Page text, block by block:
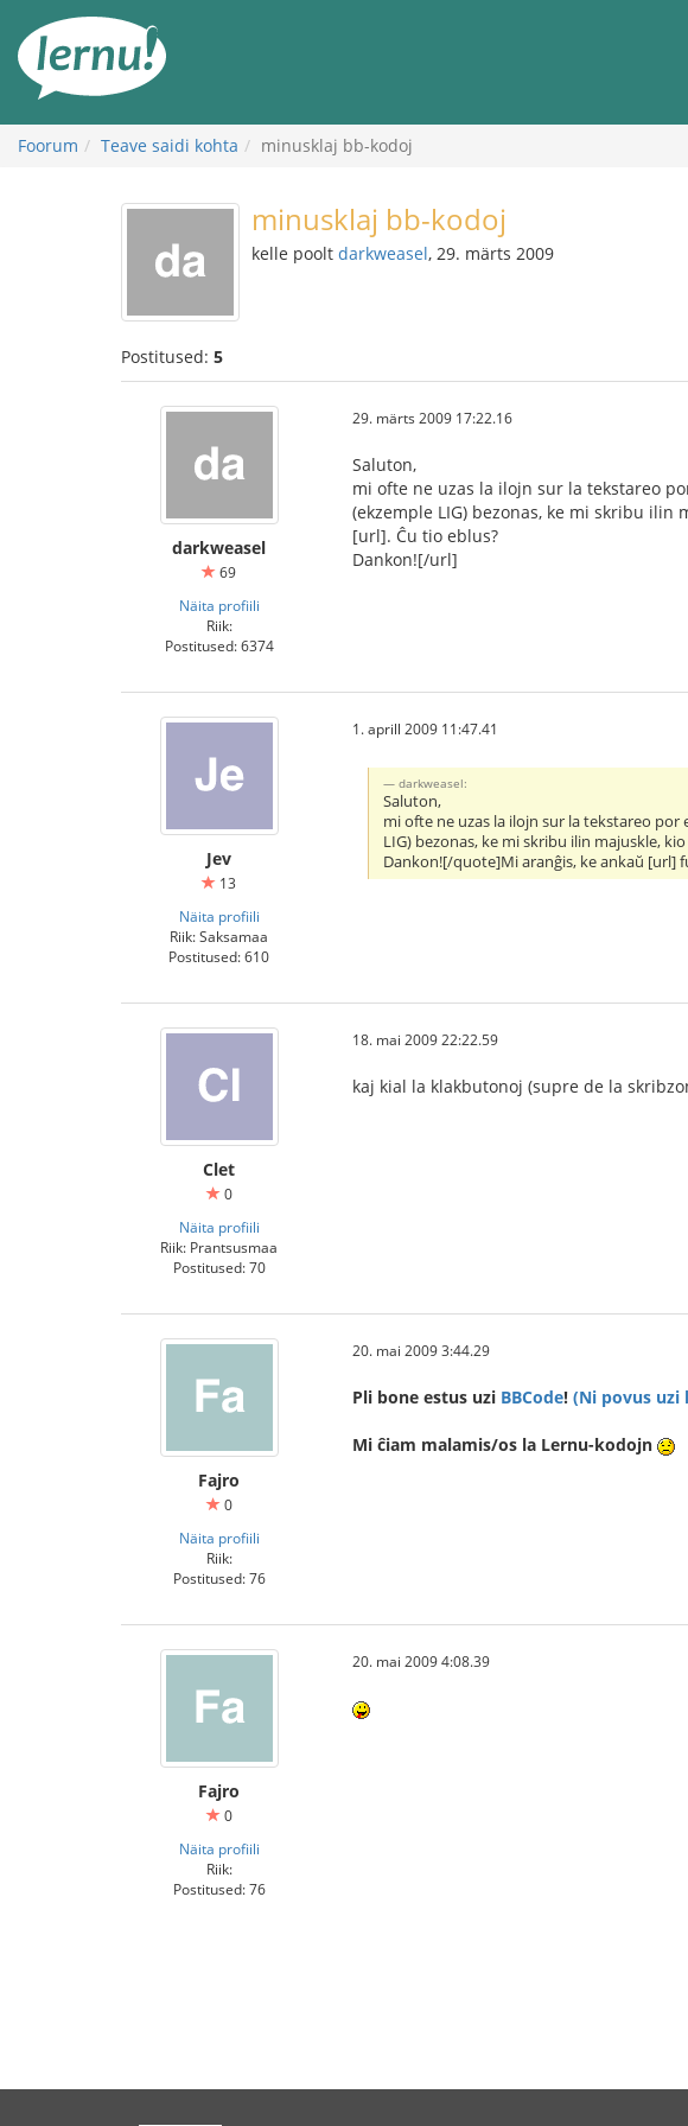
juurde
Foorum Teave saidi kohta minusklaj bb-kodoj
minusklaj bb-kodoj
kelle poolt darkweasel, 29. märts 2009
Postitused: 5
darkweasel
69
Näita profiili
Riik:
Postitused: 6374
29. märts 2009 17:22.16
Saluton,
mi ofte ne uzas la ilojn sur la tekstareo
(ekzemple LIG) bezonas, ke mi skribu
[url]. Ĉu tio eblus?
Dankon![/url]
Jev
13
Näita profiili
Riik: Saksamaa
Postitused: 610
1. aprill 2009 11:47.41
darkweasel:
Saluton,
mi ofte ne uzas la ilojn sur la tekstareo por
LIG) bezonas, ke mi skribu ilin majuskle,
Dankon![/quote]Mi aranĝis, ke ankaŭ [url]
Clet
0
Näita profiili
Riik: Prantsusmaa
Postitused: 70
18. mai 2009 22:22.59
kaj kial la klakbutonoj (supre de la
Fajro
0
Näita profiili
Riik:
Postitused: 76
20. mai 2009 3:44.29
Pli bone estus uzi BBCode! (Ni povus uzi
Mi ĉiam malamis/os la Lernu-kodojn
Fajro
0
Näita profiili
Riik:
Postitused: 76
20. mai 2009 4:08.39